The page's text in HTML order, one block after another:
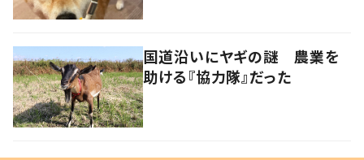
国道沿いにヤギの謎 農業を
助ける『協力隊』だった